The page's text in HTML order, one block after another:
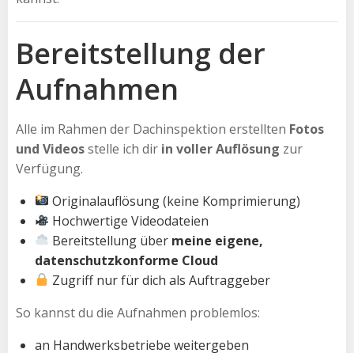
Bereitstellung der
Aufnahmen
Alle im Rahmen der Dachinspektion erstellten Fotos
und Videosstelle ich dir in voller Auflösung zur
Verfügung.
Originalauflösung (keine Komprimierung)
Hochwertige Videodateien
Bereitstellung über meine eigene,
datenschutzkonforme Cloud
Zugriff nur für dich als Auftraggeber
So kannst du die Aufnahmen problemlos:
an Handwerksbetriebe weitergeben